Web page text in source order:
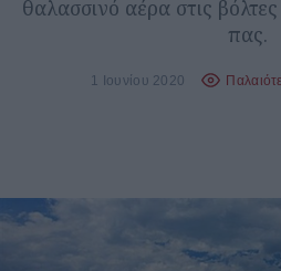
θαλασσινό αέρα στις
πας.
1 Ιουνίου 2020